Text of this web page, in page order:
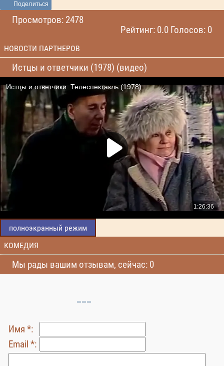
Поделиться
Просмотров: 2478
Рейтинг: 0.0 Голосов: 0
НОВОСТИ ПАРТНЕРОВ
Истцы и ответчики (1978) (видео)
полноэкранный режим
КОМЕДИЯ
Мы рады вашим отзывам, сейчас: 0
Имя *:
Email *: